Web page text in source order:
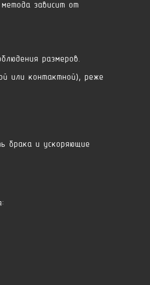
зависит от
размеров.
или контактной), реже
брака и ускоряющие